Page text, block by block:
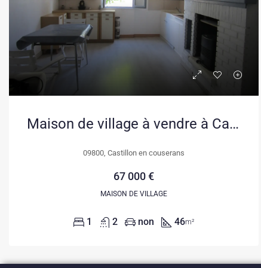
Maison de village à vendre à Castillon en Couserans – Charmant emplacement
09800, Castillon en couserans
67 000 €
MAISON DE VILLAGE
1 2 non 46m²